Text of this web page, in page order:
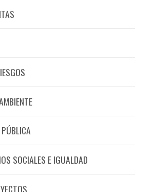
SOCIALES E IGUALDAD